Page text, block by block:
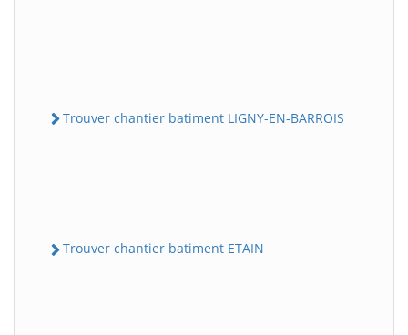
Trouver chantier batiment LIGNY-EN-BARROIS
Trouver chantier batiment ETAIN